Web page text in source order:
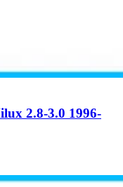
2.8-3.0 1996-